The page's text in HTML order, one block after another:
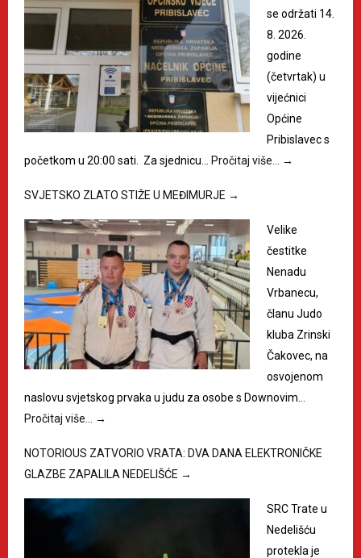
se održati 14.
8. 2026.
godine
(četvrtak) u
vijećnici
Općine
Pribislavec s
početkom u 20:00 sati. Za sjednicu…
Pročitaj više… →
SVJETSKO ZLATO STIŽE U MEĐIMURJE →
Velike
čestitke
Nenadu
Vrbanecu,
članu Judo
kluba Zrinski
Čakovec, na
osvojenom
naslovu svjetskog prvaka u judu za osobe s Downovim…
Pročitaj više…
→
NOTORIOUS ZATVORIO VRATA: DVA DANA ELEKTRONIČKE
GLAZBE ZAPALILA NEDELIŠĆE →
SRC Trate u
Nedelišću
protekla je